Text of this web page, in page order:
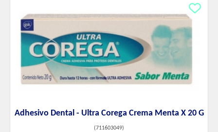
Adhesivo Dental - Ultra Corega Crema Menta X 20 G
(711603049)